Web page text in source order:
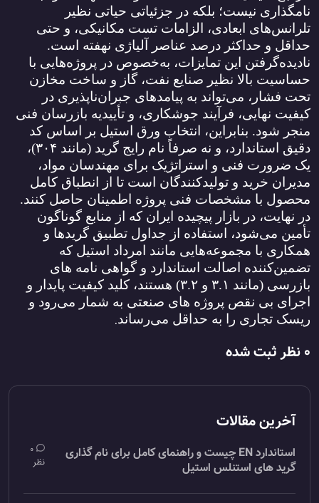
نامگذاری نیست؛ بلکه در جزئیاتی حیاتی نظیر
تلرانس‌های ابعادی، الزامات تست مکانیکی، و حتی
حداقل و حداکثر درصد عناصر آلیاژی نهفته است.
نادیده‌گرفتن این تمایزات، به‌خصوص در پروژه‌هایی با
حساسیت بالا نظیر صنایع نفت، گاز و ساخت مخازن
تحت فشار، می‌تواند به پیامدهای جبران‌ناپذیری در
کیفیت نهایی، فرآیند جوشکاری، و تأییدیه بازرسان فنی
منجر شود. بنابراین، انتخاب ورق استیل بر اساس کد
دقیق استاندارد، و نه صرفاً نام رایج گرید (مانند ۳۰۴) ،
یک ضرورت فنی و استراتژیک برای مهندسان مواد،
مدیران خرید و تولیدکنندگان است تا از انطباق کامل
محصول با مشخصات فنی پروژه اطمینان حاصل کنند.
در نهایت، در بازار پیچیده ایران که از منابع گوناگون
تأمین می‌شود، استفاده از جداول تطبیق گریدها و
همکاری با مجموعه‌هایی مانند امرداد استیل که
تضمین‌کننده اصالت استاندارد و گواهی‌ نامه ‌های
بازرسی (مانند ۳.۱ و ۳.۲)
هستند، کلید کیفیت پایدار و
اجرای بی ‌نقص پروژه‌ های صنعتی به شمار می‌رود و
ریسک تجاری را به حداقل می‌رساند.
0 نظر ثبت شده
آخرین مقالات
استاندارد EN چیست و راهنمای کامل برای نام گذاری
گرید های استنلس استیل
0
نظر